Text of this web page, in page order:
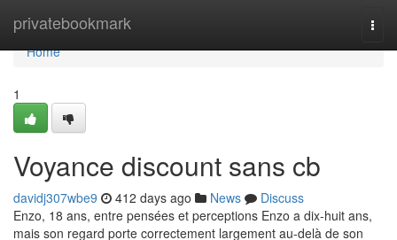
privatebookmark
Home
Home
1
Voyance discount sans cb
davidj307wbe9 412 days ago News
Discuss
Enzo, 18 ans, entre pensées et perceptions Enzo a dix-huit ans,
mais son regard porte correctement largement au-delà de son